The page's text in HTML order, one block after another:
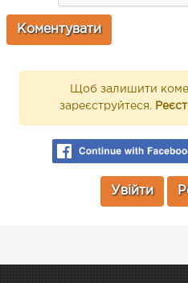
Щоб залишити
зареєструйтеся.
Увійти